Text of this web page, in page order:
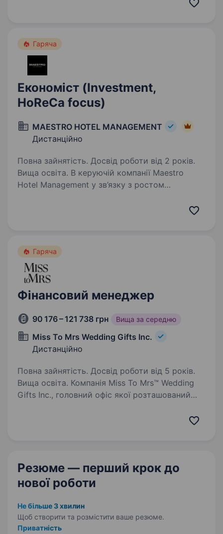
Гаряча
Економіст (Investment,
HoReCa focus)
MAESTRO HOTEL MANAGEMENT
Дистанційно
Повна зайнятість. Досвід роботи від 2 років.
Вища освіта. В керуючій компанії Maestro
Hotel Management у зв’язку з ростом
Гаряча
Фінансовий менеджер
90 176 – 121 738 грн Вища за середню
Miss To Mrs Wedding Gifts Inc.
Дистанційно
Повна зайнятість. Досвід роботи від 5 років.
Вища освіта. Компанія Miss To Mrs™ Wedding
Gifts Inc., головний офіс якої розташований
розвивається. Наша місія — не лише дарувати
Резюме — перший крок до
нової роботи
Не більше 3 хвилин
Щоб створити та розмістити ваше резюме.
Приватність